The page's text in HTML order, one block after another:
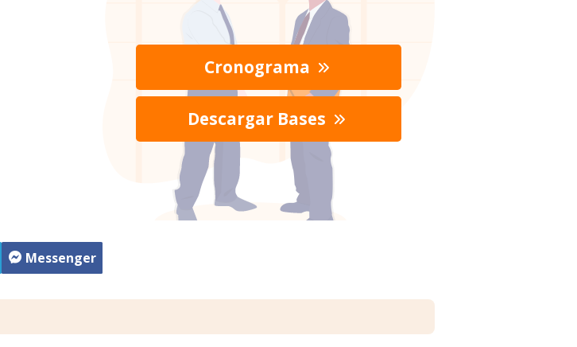
Messenger
Cronograma
Descargar Bases